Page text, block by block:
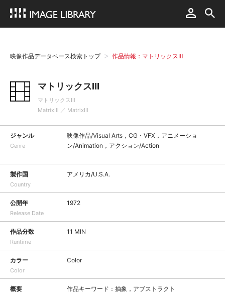
映像作品データベース検索トップ 作品情報：マトリックスⅢ
マトリックスⅢ
マトリックスⅢ
MatrixⅢ ／ MatrixⅢ
ジャンル
Genre
映像作品/Visual Arts，CG・VFX，アニメーショ
ン/Animation，アクション/Action
製作国
Country
アメリカ/U.S.A.
公開年
Release Date
1972
作品分数
Runtime
11 MIN
カラー
Color
Color
概要 作品キーワード：抽象，アブストラクト